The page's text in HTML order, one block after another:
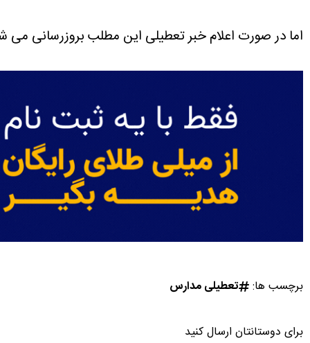
اما در صورت اعلام خبر تعطیلی این مطلب بروزرسانی می
برچسب ها: تعطیلی مدارس
برای دوستانتان ارسال کنید